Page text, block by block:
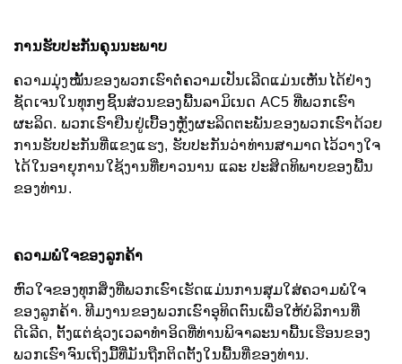
ການຮັບປະກັນຄຸນນະພາບ
ຄວາມມຸ່ງໝັ້ນຂອງພວກເຮົາຕໍ່ຄວາມເປັນເລີດແມ່ນເຫັນໄດ້ຢ່າງ
ຊັດເຈນໃນທຸກໆຊິ້ນສ່ວນຂອງພື້ນລາມິເນດ AC5 ທີ່ພວກເຮົາ
ຜະລິດ. ພວກເຮົາຢືນຢູ່ເບື້ອງຫຼັງຜະລິດຕະພັນຂອງພວກເຮົາດ້ວຍ
ການຮັບປະກັນທີ່ແຂງແຮງ, ຮັບປະກັນວ່າທ່ານສາມາດໄວ້ວາງໃຈ
ໄດ້ໃນອາຍຸການໃຊ້ງານທີ່ຍາວນານ ແລະ ປະສິດທິພາບຂອງພື້ນ
ຂອງທ່ານ.
ຄວາມພໍໃຈຂອງລູກຄ້າ
ຫົວໃຈຂອງທຸກສິ່ງທີ່ພວກເຮົາເຮັດແມ່ນການສຸມໃສ່ຄວາມພໍໃຈ
ຂອງລູກຄ້າ. ທີມງານຂອງພວກເຮົາອຸທິດຕົນເພື່ອໃຫ້ບໍລິການທີ່
ດີເລີດ, ຕັ້ງແຕ່ຊ່ວງເວລາທຳອິດທີ່ທ່ານພິຈາລະນາພື້ນເຮືອນຂອງ
ພວກເຮົາຈົນເຖິງມື້ທີ່ມັນຖືກຕິດຕັ້ງໃນພື້ນທີ່ຂອງທ່ານ.